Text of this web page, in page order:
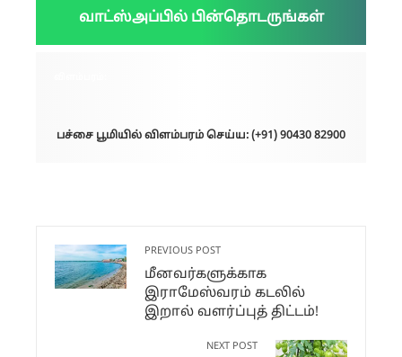
வாட்ஸ்அப்பில் பின்தொடருங்கள்
பச்சை பூமியில் விளம்பரம் செய்ய: (+91) 90430 82900
PREVIOUS POST
மீனவர்களுக்காக
இராமேஸ்வரம் கடலில்
இறால் வளர்ப்புத் திட்டம்!
NEXT POST